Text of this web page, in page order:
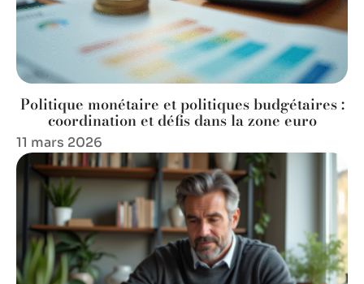
Politique monétaire et politiques budgétaires :
coordination et défis dans la zone euro
11 mars 2026